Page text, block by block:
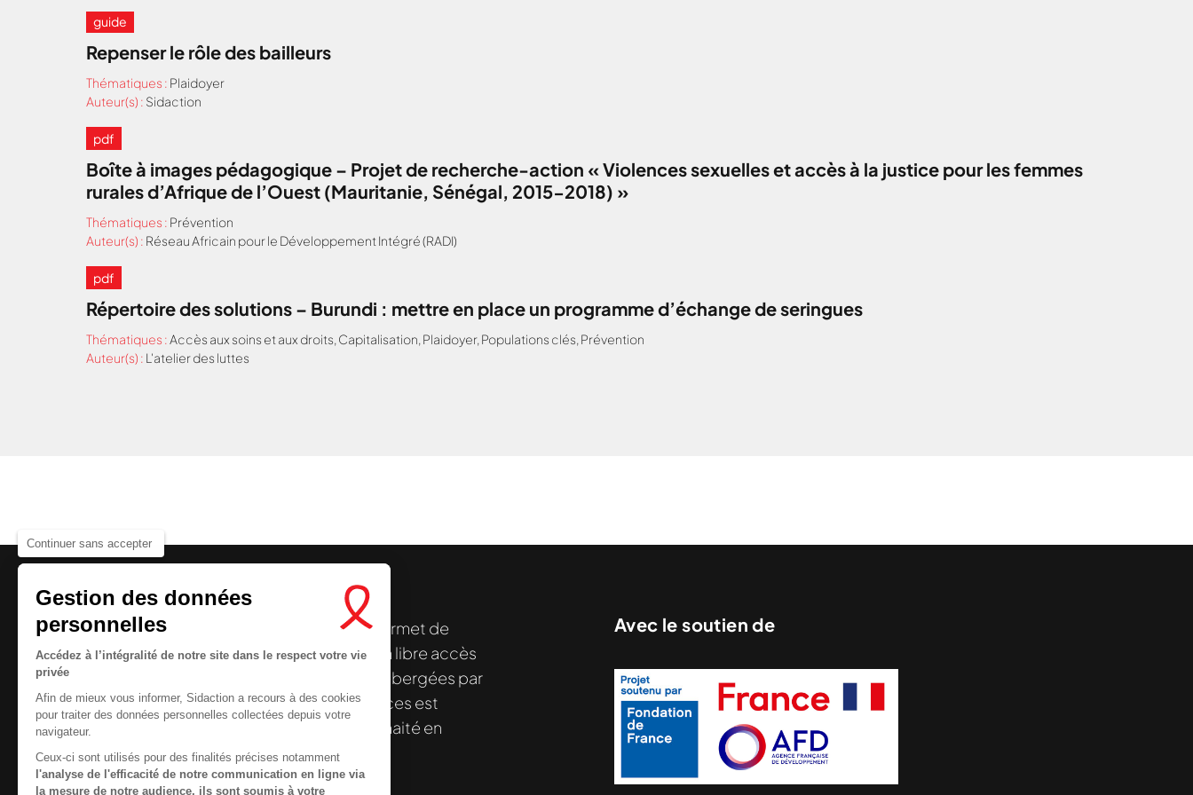
Continuer sans accepter
Gestion des données
personnelles
Accédez à l’intégralité de notre site dans le respect votre vie
privée
Afin de mieux vous informer, Sidaction a recours à des cookies
pour traiter des données personnelles collectées depuis votre
navigateur.
Ceux-ci sont utilisés pour des finalités précises notamment
l'analyse de l'efficacité de notre communication en ligne via
la mesure de notre audience, ils sont soumis à votre
guide
Repenser le rôle des bailleurs
Thématiques : Plaidoyer
Auteur(s) : Sidaction
pdf
Boîte à images pédagogique – Projet de recherche-action « Violences sexuelles et accès à la justice pour les femmes
rurales d’Afrique de l’Ouest (Mauritanie, Sénégal, 2015-2018) »
Thématiques : Prévention
Auteur(s) : Réseau Africain pour le Développement Intégré (RADI)
pdf
Répertoire des solutions – Burundi : mettre en place un programme d’échange de seringues
Thématiques : Accès aux soins et aux droits Capitalisation Plaidoyer, Populations clés Prévention
Auteur(s) : L'atelier des luttes
Le centre de ressources de Sidactionpermet de
disposer de ressources francophones en libre accès
. À l’origine, hébergées par
la Plateforme ELSA, le Centre de ressources est
désormais gérée par Sidaction qui a souhaité en
reprendre le pilotage.
Avec le soutien de